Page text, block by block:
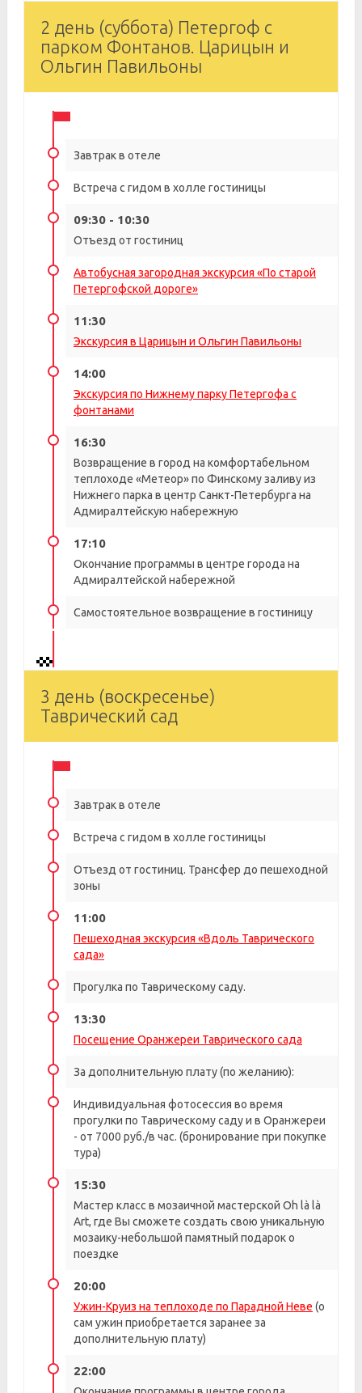
2 день (суббота) Петергоф с
парком Фонтанов. Царицын и
Ольгин Павильоны
Завтрак в отеле
Встреча с гидом в холле гостиницы
09:30 - 10:30
Отъезд от гостиниц
Автобусная загородная экскурсия «По старой
Петергофской дороге»
11:30
Экскурсия в Царицын и Ольгин Павильоны
14:00
Экскурсия по Нижнему парку Петергофа с
фонтанами
16:30
Возвращение в город на комфортабельном
теплоходе «Метеор» по Финскому заливу из
Нижнего парка в центр Санкт-Петербурга на
Адмиралтейскую набережную
17:10
Окончание программы в центре города на
Адмиралтейской набережной
Самостоятельное возвращение в гостиницу
3 день (воскресенье)
Таврический сад
Завтрак в отеле
Встреча с гидом в холле гостиницы
Отъезд от гостиниц. Трансфер до пешеходной
зоны
11:00
Пешеходная экскурсия «Вдоль Таврического
сада»
Прогулка по Таврическому саду.
13:30
Посещение Оранжереи Таврического сада
За дополнительную плату (по желанию):
Индивидуальная фотосессия во время
прогулки по Таврическому саду и в Оранжереи
- от 7000 руб./в час. (бронирование при покупке
тура)
15:30
Мастер класс в мозаичной мастерской Oh là là
Art, где Вы сможете создать свою уникальную
мозаику-небольшой памятный подарок о
поездке
20:00
Ужин-Круиз на теплоходе по Парадной Неве (о
сам ужин приобретается заранее за
дополнительную плату)
22:00